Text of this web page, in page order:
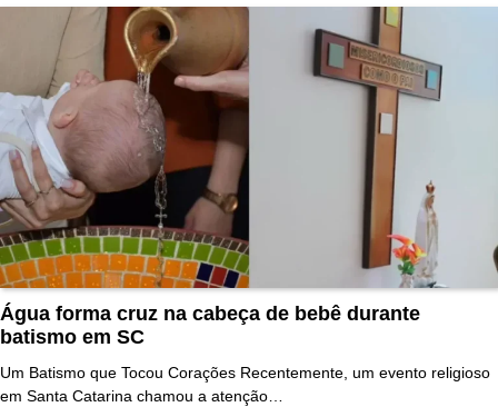
Água forma cruz na cabeça de bebê durante
batismo em SC
Um Batismo que Tocou Corações Recentemente, um evento religioso
em Santa Catarina chamou a atenção…